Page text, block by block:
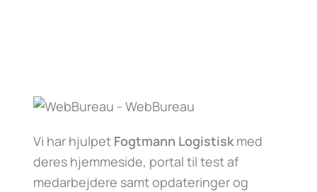
Vi har hjulpet Fogtmann Logistiskmed
deres hjemmeside, portal til test af
medarbejdere samt opdateringer og